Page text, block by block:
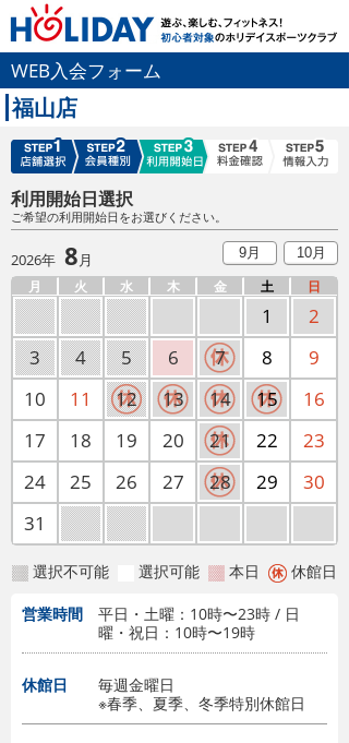
WEB入会フォーム
福山店
利用開始日選択
ご希望の利用開始日をお選びください。
2026年 8月 9月 10月
月 火 水 木 金 土 日
1
2
3
4 5 6 7 8
9
10
11 12 13 14 15
16
17
18 19 20 21 22
23
24
25 26 27 28 29
30
31
選択不可能 選択可能 本日 休館日
営業時間
平日・土曜：10時〜23時 / 日
曜・祝日：10時〜19時
休館日
毎週金曜日
※春季、夏季、冬季特別休館日